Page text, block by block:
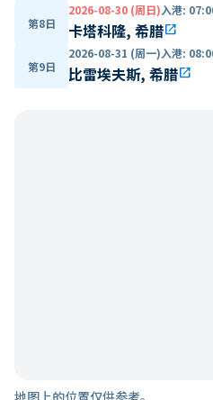
第8日
2026-08-30 (周日)入港:
卡塔科隆, 希腊open_in_new
第9日
2026-08-31 (周一)入港:
比雷埃夫斯, 希腊open_in_new
地图上的位置仅供参考。